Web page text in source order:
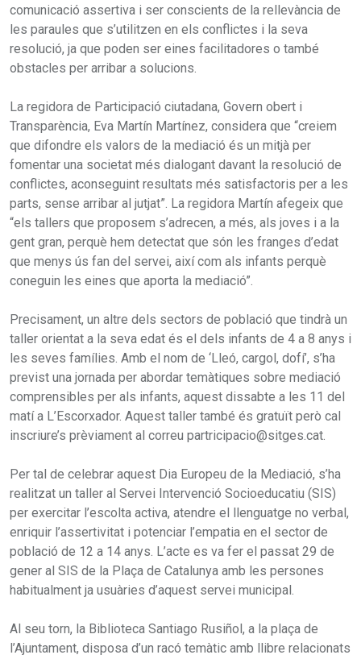
comunicació assertiva i ser conscients de la rellevància de
les paraules que s’utilitzen en els conflictes i la seva
resolució, ja que poden ser eines facilitadores o també
obstacles per arribar a solucions.
La regidora de Participació ciutadana, Govern obert i
Transparència, Eva Martín Martínez, considera que “creiem
que difondre els valors de la mediació és un mitjà per
fomentar una societat més dialogant davant la resolució de
conflictes, aconseguint resultats més satisfactoris per a les
parts, sense arribar al jutjat”. La regidora Martín afegeix que
“els tallers que proposem s’adrecen, a més, als joves i a la
gent gran, perquè hem detectat que són les franges d’edat
que menys ús fan del servei, així com als infants perquè
coneguin les eines que aporta la mediació”.
Precisament, un altre dels sectors de població que tindrà un
taller orientat a la seva edat és el dels infants de 4 a 8 anys i
les seves famílies. Amb el nom de ‘Lleó, cargol, dofí’, s’ha
previst una jornada per abordar temàtiques sobre mediació
comprensibles per als infants, aquest dissabte a les 11 del
matí a L’Escorxador. Aquest taller també és gratuït però cal
inscriure’s prèviament al correu partricipacio@sitges.cat.
Per tal de celebrar aquest Dia Europeu de la Mediació, s’ha
realitzat un taller al Servei Intervenció Socioeducatiu (SIS)
per exercitar l’escolta activa, atendre el llenguatge no verbal,
enriquir l’assertivitat i potenciar l’empatia en el sector de
població de 12 a 14 anys. L’acte es va fer el passat 29 de
gener al SIS de la Plaça de Catalunya amb les persones
habitualment ja usuàries d’aquest servei municipal.
Al seu torn, la Biblioteca Santiago Rusiñol, a la plaça de
l’Ajuntament, disposa d’un racó temàtic amb llibre relacionats